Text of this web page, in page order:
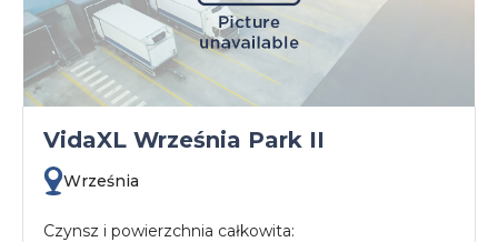
VidaXL Września Park II
Września
Czynsz i powierzchnia całkowita: